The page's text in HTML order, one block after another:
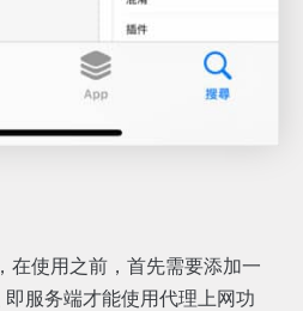
，在使用之前，首先需要添加一
即服务端才能使用代理上网功